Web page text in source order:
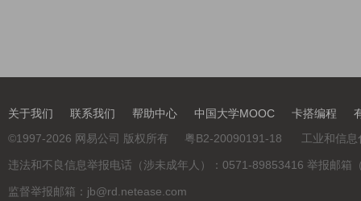
关于我们 联系我们 帮助中心 中国大学MOOC 卡搭编程
©1997-2026 网易公司 版权所有 粤B2-20090191-18 工业和信
违法和不良信息举报电话（涉未成年人）：0571-89853416 举报邮
监督举报邮箱：jb@rd.netease.com